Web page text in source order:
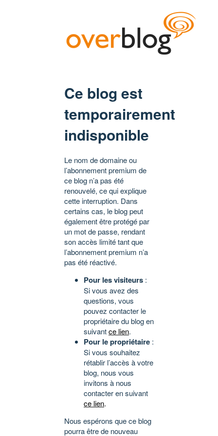
Ce blog est
temporairement
indisponible
Le nom de domaine ou
l’abonnement premium de
ce blog n’a pas été
renouvelé, ce qui explique
cette interruption. Dans
certains cas, le blog peut
également être protégé par
un mot de passe, rendant
son accès limité tant que
l’abonnement premium n’a
pas été réactivé.
Pour les visiteurs :
Si vous avez des
questions, vous
pouvez contacter le
propriétaire du blog en
suivantce lien.
Pour le propriétaire :
Si vous souhaitez
rétablir l’accès à votre
blog, nous vous
invitons à nous
contacter en suivant
ce lien.
Nous espérons que ce blog
pourra être de nouveau